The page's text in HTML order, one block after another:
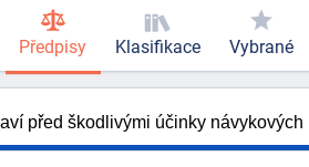
před škodlivými účinky návykových
Předpisy Klasifikace Vybrané